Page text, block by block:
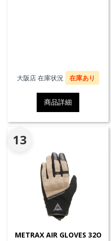
大阪店 在庫状況 在庫あり
商品詳細
13
METRAX AIR GLOVES 32O